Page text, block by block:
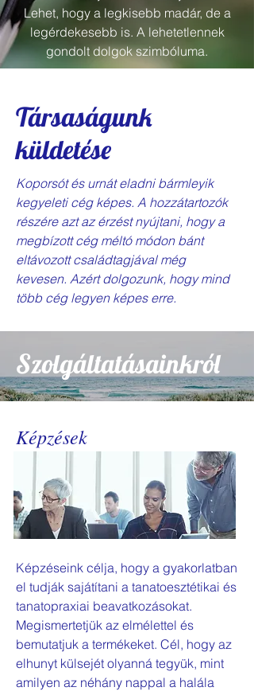
Lehet, hogy a legkisebb madár, de a
legérdekesebb is. A lehetetlennek
gondolt dolgok szimbóluma.
Társaságunk
küldetése
Koporsót és urnát eladni bármleyik
kegyeleti cég képes. A hozzátartozók
részére azt az érzést nyújtani, hogy a
megbízott cég méltó módon bánt
eltávozott családtagjával még
kevesen. Azért dolgozunk, hogy mind
több cég legyen képes erre.
Képzések
Képzéseink célja, hogy a gyakorlatban
el tudják sajátítani a tanatoesztétikai és
tanatopraxiai beavatkozásokat.
Megismertetjük az elmélettel és
bemutatjuk a termékeket. Cél, hogy az
elhunyt külsejét olyanná tegyük, mint
amilyen az néhány nappal a halála
Szolgáltatásainkról